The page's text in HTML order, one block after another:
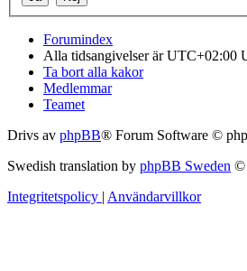
Forumindex
Alla tidsangivelser är UTC+02:00
Ta bort alla kakor
Medlemmar
Teamet
Drivs av phpBB® Forum Software ©
Swedish translation by phpBB Sweden ©
Integritetspolicy | Användarvillkor